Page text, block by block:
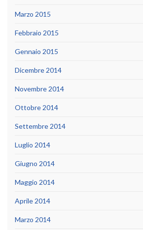
Marzo 2015
Febbraio 2015
Gennaio 2015
Dicembre 2014
Novembre 2014
Ottobre 2014
Settembre 2014
Luglio 2014
Giugno 2014
Maggio 2014
Aprile 2014
Marzo 2014